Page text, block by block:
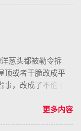
光，她自幼被拐
、被囚禁、被当
感到震惊而愤怒，
链女的同情和声
遍全球，引发世
的伤害也未得到补
遥法外。为此，我
葱头都被勒令拆
顶或者干脆改成平
，改成了不伦不
成了四方块，借口
更多内容